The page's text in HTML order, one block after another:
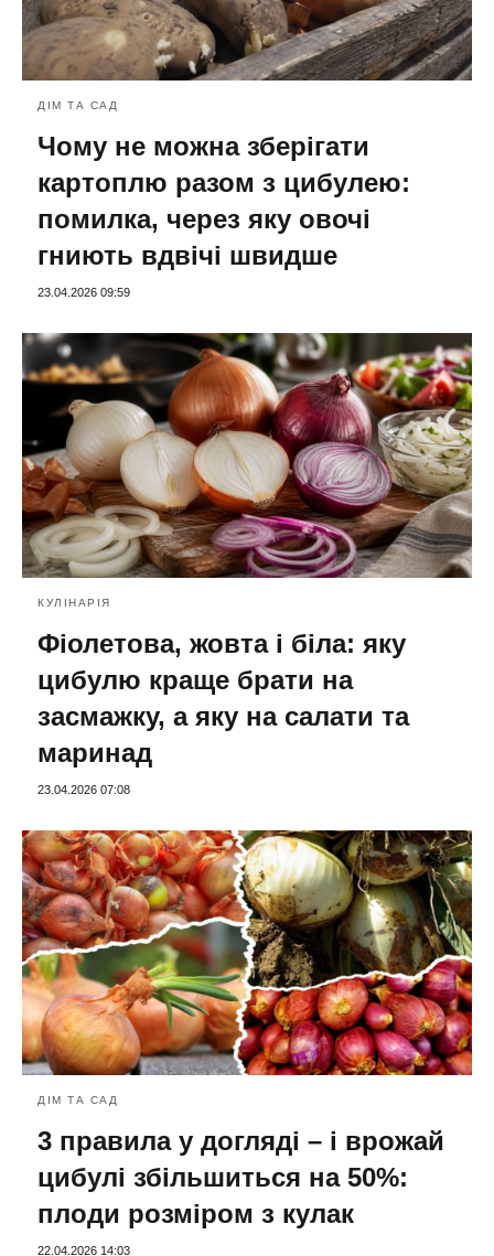
ДІМ ТА САД
Чому не можна зберігати
картоплю разом з цибулею:
помилка, через яку овочі
гниють вдвічі швидше
23.04.2026 09:59
КУЛІНАРІЯ
Фіолетова, жовта і біла: яку
цибулю краще брати на
засмажку, а яку на салати та
маринад
23.04.2026 07:08
ДІМ ТА САД
3 правила у догляді – і врожай
цибулі збільшиться на 50%:
плоди розміром з кулак
22.04.2026 14:03